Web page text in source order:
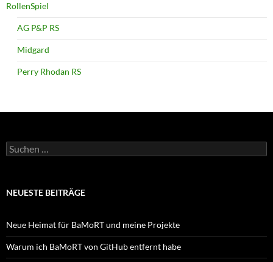
RollenSpiel
AG P&P RS
Midgard
Perry Rhodan RS
Suchen
nach:
NEUESTE BEITRÄGE
Neue Heimat für BaMoRT und meine Projekte
Warum ich BaMoRT von GitHub entfernt habe